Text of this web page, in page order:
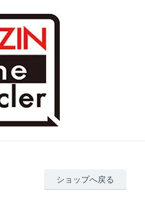
ショップへ戻る